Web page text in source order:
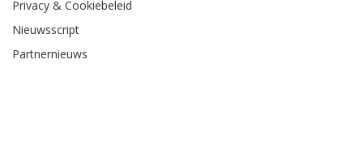
Privacy & Cookiebeleid
Nieuwsscript
Partnernieuws